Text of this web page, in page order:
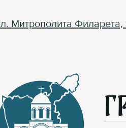
Митрополита Филарета,